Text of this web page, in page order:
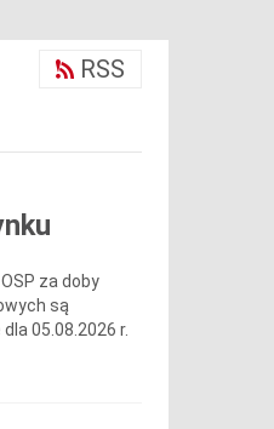
RSS
za doby
są
05.08.2026 r.